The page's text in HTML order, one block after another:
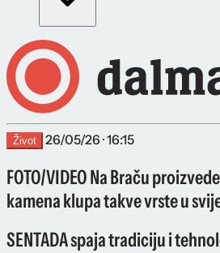
Život 26/05/26 · 16:15
FOTO/VIDEO Na Braču
kamena klupa takve vrste u
SENTADA spaja tradiciju i